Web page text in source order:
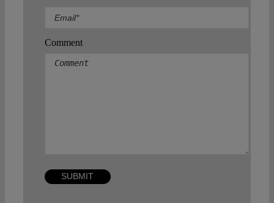
Comment